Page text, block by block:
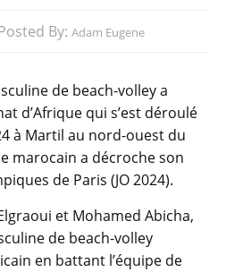
By: Adam Eugene
de beach-volley a
d’Afrique qui s’est déroulé
à Martil au nord-ouest du
marocain a décroche son
de Paris (JO 2024).
et Mohamed Abicha,
de beach-volley
en battant l’équipe de